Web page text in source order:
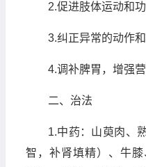
2.促进肢体运动和
3.纠正异常的动作和
4.调补脾胃，增强
二、治法
1.中药：山萸肉、
智，补肾填精）、牛